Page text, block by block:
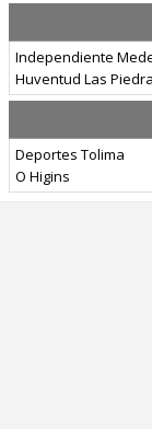
Independiente
Huventud Las
Deportes Tolima
O Higins